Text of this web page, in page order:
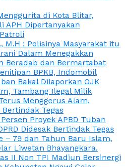
di Kota Blitar,
APH Dipertanyakan
M.H : Polisinya Masyarakat itu
Dalam Menegakkan
Beradab dan Bermartabat
BPKB, Indomobil
Bakal Dilaporkan OJK
Tambang Ilegal Milik
Menggerus Alam,
Tegas
Proyek APBD Tuban
Didesak Bertindak Tegas
– 79 dan Tahun Baru Islam,
Liwetan Bhayangkara.
II Non TPI Madiun Bersinergi